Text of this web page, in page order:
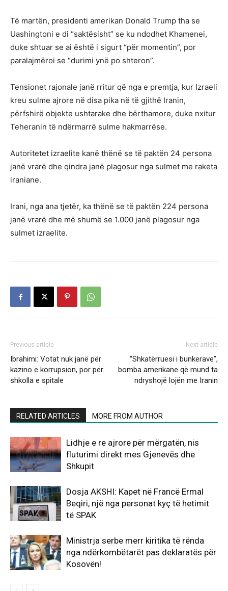
Të martën, presidenti amerikan Donald Trump tha se
Uashingtoni e di “saktësisht” se ku ndodhet Khamenei,
duke shtuar se ai është i sigurt “për momentin”, por
paralajmëroi se “durimi ynë po shteron”.
Tensionet rajonale janë rritur që nga e premtja, kur Izraeli
kreu sulme ajrore në disa pika në të gjithë Iranin,
përfshirë objekte ushtarake dhe bërthamore, duke nxitur
Teheranin të ndërmarrë sulme hakmarrëse.
Autoritetet izraelite kanë thënë se të paktën 24 persona
janë vrarë dhe qindra janë plagosur nga sulmet me raketa
iraniane.
Irani, nga ana tjetër, ka thënë se të paktën 224 persona
janë vrarë dhe më shumë se 1.000 janë plagosur nga
sulmet izraelite.
Previous article
Ibrahimi: Votat nuk janë për
kazino e korrupsion, por për
shkolla e spitale
Next article
“Shkatërruesi i bunkerave”,
bomba amerikane që mund ta
ndryshojë lojën me Iranin
RELATED ARTICLES MORE FROM AUTHOR
Lidhje e re ajrore për mërgatën, nis
fluturimi direkt mes Gjenevës dhe
Shkupit
Dosja AKSHI: Kapet në Francë Ermal
Beqiri, një nga personat kyç të hetimit
të SPAK
Ministrja serbe merr kiritika të rënda
nga ndërkombëtarët pas deklaratës për
Kosovën!